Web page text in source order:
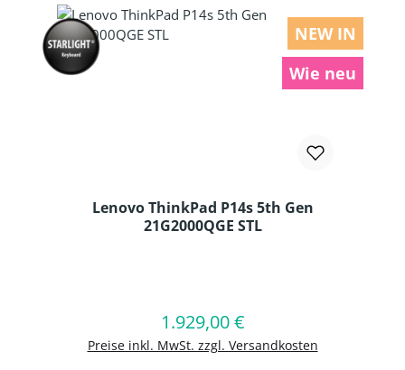
NEW IN
Wie neu
Lenovo ThinkPad P14s 5th Gen
21G2000QGE STL
Regulärer Preis:
1.929,00 €
Preise inkl. MwSt. zzgl. Versandkosten
In den Warenkorb